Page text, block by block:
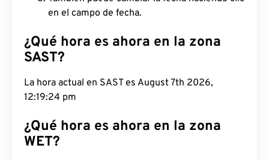
en el campo de fecha.
¿Qué hora es ahora en la zona
SAST?
La hora actual en SAST es August 7th 2026,
12:19:25 pm
¿Qué hora es ahora en la zona
WET?